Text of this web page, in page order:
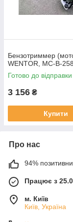
Бензотриммер
WENTOR, MC-B-
Готово до відправки
3 156 ₴
Купити
Про нас
94%
Працює з
м. Київ
Київ, Україна